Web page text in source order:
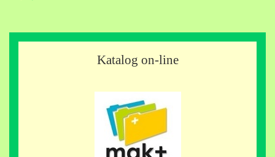
Katalog on-line